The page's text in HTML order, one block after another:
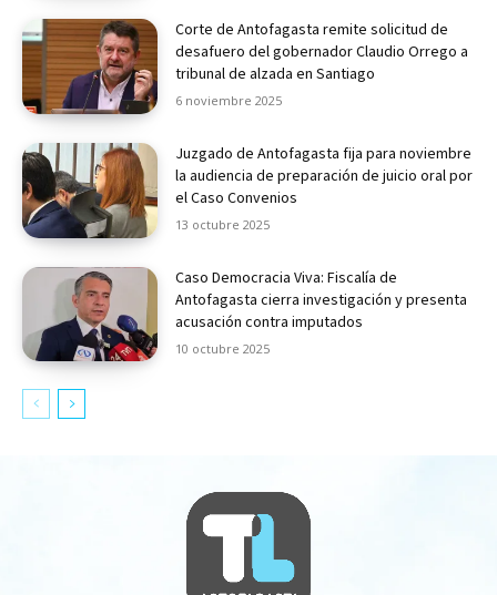
Corte de Antofagasta remite solicitud de
desafuero del gobernador Claudio Orrego a
tribunal de alzada en Santiago
6 noviembre 2025
Juzgado de Antofagasta fija para noviembre
la audiencia de preparación de juicio oral por
el Caso Convenios
13 octubre 2025
Caso Democracia Viva: Fiscalía de
Antofagasta cierra investigación y presenta
acusación contra imputados
10 octubre 2025